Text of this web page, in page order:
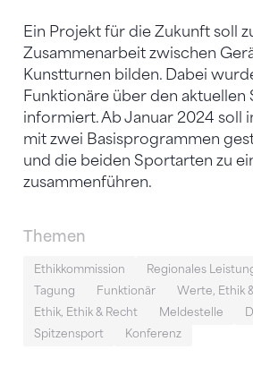
Ein Projekt für die Zukunft soll
Zusammenarbeit zwischen
Kunstturnen bilden. Dabei
Funktionäre über den aktuellen
informiert. Ab Januar 2024 soll
mit zwei Basisprogrammen
und die beiden Sportarten zu
zusammenführen.
Themen
Ethikkommission
Regionales
Tagung
Funktionär
Werte, Ethik
Ethik, Ethik & Recht
Meldestelle
Spitzensport
Konferenz